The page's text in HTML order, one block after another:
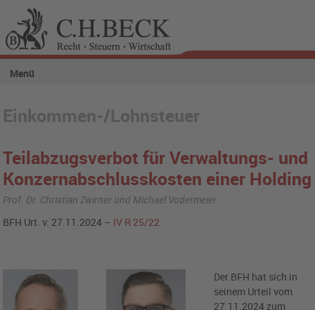
Menü
Einkommen-/Lohnsteuer
Teilabzugsverbot für Verwaltungs- und
Konzernabschlusskosten einer Holding
Prof. Dr. Christian Zwirner und Michael Vodermeier
BFH Urt. v. 27.11.2024 – IV R 25/22
Der BFH hat sich in
seinem Urteil vom
27.11.2024 zum